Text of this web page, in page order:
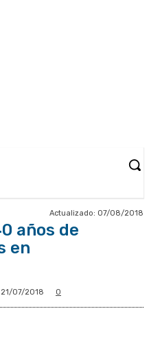
Actualizado: 07/08/2018
años de
en
21/07/2018 0